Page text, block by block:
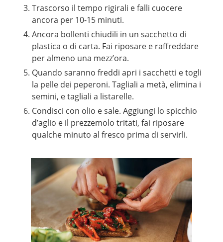
Trascorso il tempo rigirali e falli cuocere
ancora per 10-15 minuti.
Ancora bollenti chiudili in un sacchetto di
plastica o di carta. Fai riposare e raffreddare
per almeno una mezz’ora.
Quando saranno freddi apri i sacchetti e togli
la pelle dei peperoni. Tagliali a metà, elimina i
semini, e tagliali a listarelle.
Condisci con olio e sale. Aggiungi lo spicchio
d’aglio e il prezzemolo tritati, fai riposare
qualche minuto al fresco prima di servirli.